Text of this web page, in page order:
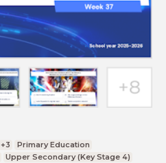
+3
Primary Education
Upper Secondary (Key Stage 4)